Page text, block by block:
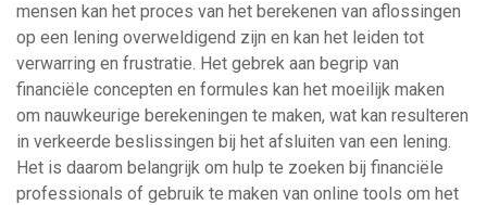
mensen kan het proces van het berekenen van aflossingen
op een lening overweldigend zijn en kan het leiden tot
verwarring en frustratie. Het gebrek aan begrip van
financiële concepten en formules kan het moeilijk maken
om nauwkeurige berekeningen te maken, wat kan resulteren
in verkeerde beslissingen bij het afsluiten van een lening.
Het is daarom belangrijk om hulp te zoeken bij financiële
professionals of gebruik te maken van online tools om het